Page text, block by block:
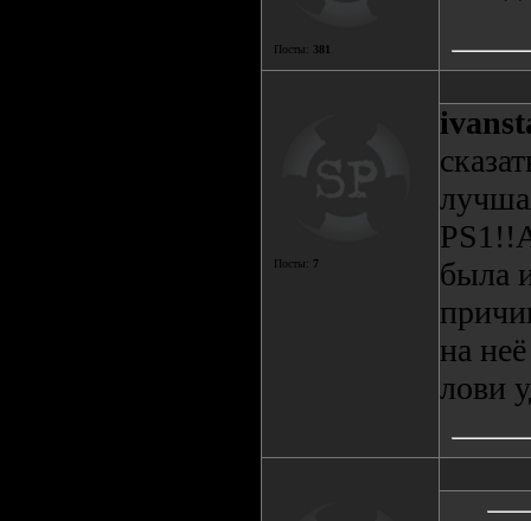
Посты: 381
Посты: 7
была
на
лови